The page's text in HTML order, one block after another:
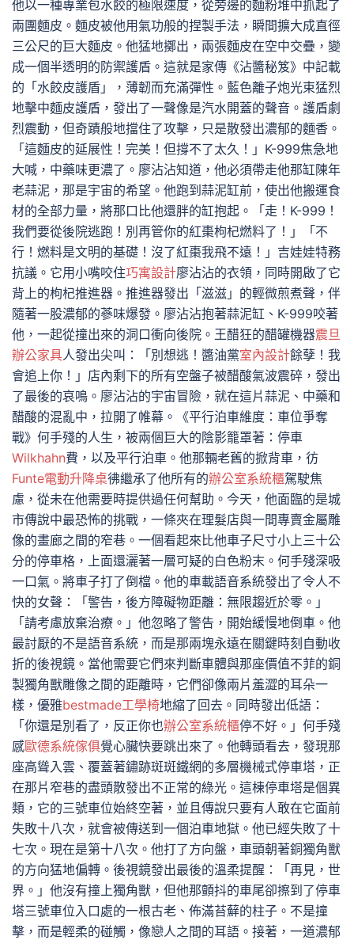
他以一種專業包水餃的極限速度，從旁邊的麵粉堆中抓起了
兩團麵皮。麵皮被他用氣功般的捏製手法，瞬間擴大成直徑
三公尺的巨大麵皮。他猛地擲出，兩張麵皮在空中交疊，變
成一個半透明的防禦護盾。這就是家傳《沾醬秘笈》中記載
的「水餃皮護盾」，薄韌而充滿彈性。藍色離子炮光束猛烈
地擊中麵皮護盾，發出了一聲像是汽水開蓋的聲音。護盾劇
烈震動，但奇蹟般地擋住了攻擊，只是散發出濃郁的麵香。
「這麵皮的延展性！完美！但撐不了太久！」K-999焦急地
大喊，中藥味更濃了。廖沾沾知道，他必須帶走他那缸陳年
老蒜泥，那是宇宙的希望。他跑到蒜泥缸前，使出他搬運食
材的全部力量，將那口比他還胖的缸抱起。「走！K-999！
我們要從後院逃跑！別再管你的紅棗枸杞燃料了！」「不
行！燃料是文明的基礎！沒了紅棗我飛不遠！」吉娃娃特務
抗議。它用小嘴咬住巧寓設計廖沾沾的衣領，同時開啟了它
背上的枸杞推進器。推進器發出「滋滋」的輕微煎煮聲，伴
隨著一股濃郁的蔘味爆發。廖沾沾抱著蒜泥缸、K-999咬著
他，一起從撞出來的洞口衝向後院。王醋狂的醋罐機器震旦
辦公家具人發出尖叫：「別想逃！醬油黨室內設計餘孽！我
會追上你！」店內剩下的所有空盤子被醋酸氣波震碎，發出
了最後的哀鳴。廖沾沾的宇宙冒險，就在這片蒜泥、中藥和
醋酸的混亂中，拉開了帷幕。《平行泊車維度：車位爭奪
戰》何手殘的人生，被兩個巨大的陰影籠罩著：停車
Wilkhahn費，以及平行泊車。他那輛老舊的掀背車，彷
Funte電動升降桌彿繼承了他所有的辦公室系統櫃駕駛焦
慮，從未在他需要時提供過任何幫助。今天，他面臨的是城
市傳說中最恐怖的挑戰，一條夾在理髮店與一間專賣金屬雕
像的畫廊之間的窄巷。一個看起來比他車子尺寸小上三十公
分的停車格，上面還灑著一層可疑的白色粉末。何手殘深吸
一口氣。將車子打了倒檔。他的車載語音系統發出了令人不
快的女聲：「警告，後方障礙物距離：無限趨近於零。」
「請考慮放棄治療。」他忽略了警告，開始緩慢地倒車。他
最討厭的不是語音系統，而是那兩塊永遠在關鍵時刻自動收
折的後視鏡。當他需要它們來判斷車體與那座價值不菲的銅
製獨角獸雕像之間的距離時，它們卻像兩片羞澀的耳朵一
樣，優雅bestmade工學椅地縮了回去。同時發出低語：
「你還是別看了，反正你也辦公室系統櫃停不好。」何手殘
感歐德系統傢俱覺心臟快要跳出來了。他轉頭看去，發現那
座高聳入雲、覆蓋著鏽跡斑斑鐵網的多層機械式停車塔，正
在那片窄巷的盡頭散發出不正常的綠光。這棟停車塔是個異
類，它的三號車位始終空著，並且傳說只要有人敢在它面前
失敗十八次，就會被傳送到一個泊車地獄。他已經失敗了十
七次。現在是第十八次。他打了方向盤，車頭朝著銅獨角獸
的方向猛地偏轉。後視鏡發出最後的溫柔提醒：「再見，世
界。」他沒有撞上獨角獸，但他那顫抖的車尾卻擦到了停車
塔三號車位入口處的一根古老、佈滿苔蘚的柱子。不是撞
擊，而是輕柔的碰觸，像戀人之間的耳語。接著，一道濃郁